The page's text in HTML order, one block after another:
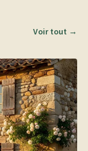
Voir tout →